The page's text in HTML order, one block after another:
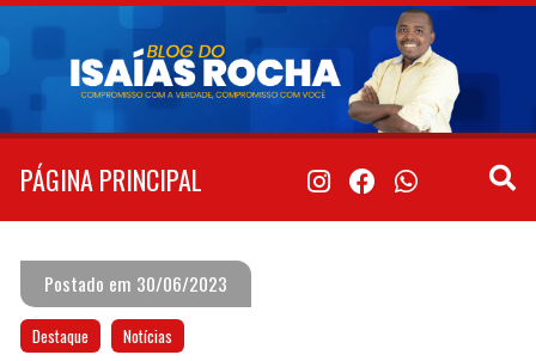
Pular
conteúdo
PÁGINA PRINCIPAL
Postado em 30/06/2023
Destaque Notícias